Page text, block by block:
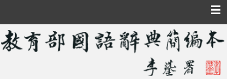
☰